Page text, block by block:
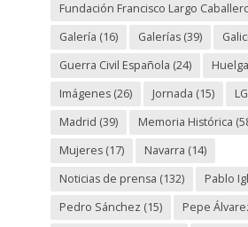
Fundación Francisco Largo
Galería (16) Galerías(39)
Guerra Civil Española (24)
Imágenes(26) Jornada (15)
Madrid (39) Memoria Histórica
Mujeres(17) Navarra (14)
Noticias de prensa (132) Pablo
Pedro Sánchez (15) Pepe